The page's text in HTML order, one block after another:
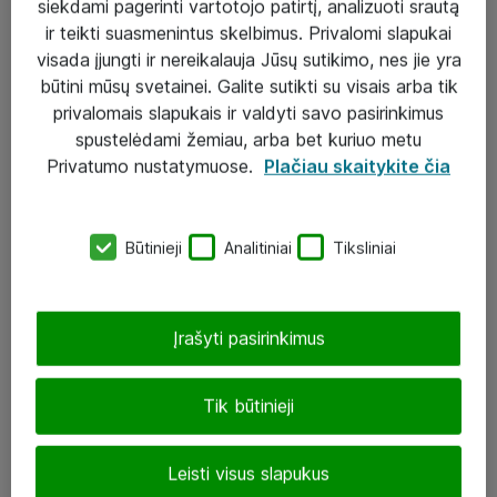
Sprendimai ir paslaugos
Paslaugos
Įgyvendinti projektai
J. Rutkausko g. 6, Vilnius
siekdami pagerinti vartotojo patirtį, analizuoti srautą
ir teikti suasmenintus skelbimus. Privalomi slapukai
visada įjungti ir nereikalauja Jūsų sutikimo, nes jie yra
būtini mūsų svetainei. Galite sutikti su visais arba tik
privalomais slapukais ir valdyti savo pasirinkimus
spustelėdami žemiau, arba bet kuriuo metu
Privatumo nustatymuose. Plačiau skaitykite čia
Būtinieji Analitiniai Tiksliniai
Tik būtinieji
Leisti visus slapukus
Įrašyti pasirinkimus